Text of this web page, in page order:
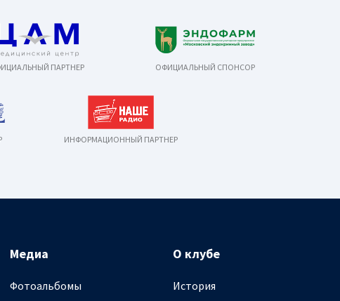
ПАРТНЕР ОФИЦИАЛЬНЫЙ СПОНСОР
ИНФОРМАЦИОННЫЙ ПАРТНЕР
Медиа
Фотоальбомы
О клубе
История